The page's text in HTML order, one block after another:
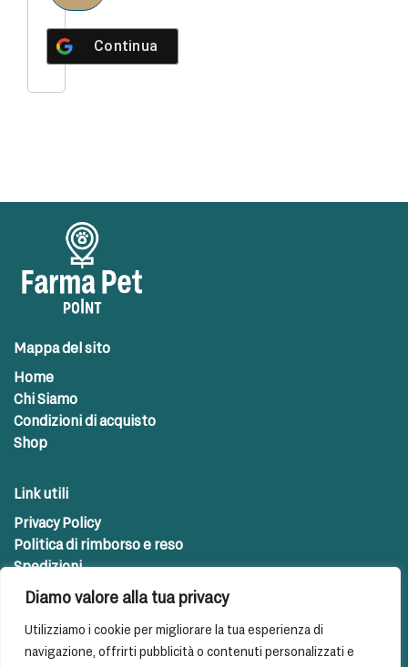
Diamo valore alla tua privacy
Utilizziamo i cookie per migliorare la tua esperienza di
navigazione, offrirti pubblicità o contenuti personalizzati e
Continua con
Mappa del sito
Home
Chi Siamo
Condizioni di acquisto
Shop
Link utili
Privacy Policy
Politica di rimborso e reso
Spedizioni
info@farmapetpoint.com